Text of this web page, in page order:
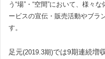
う“場”・“空間”において、様々
ービスの宣伝・販売活動やブラ
す。
足元(2019.3期)では9期連続増